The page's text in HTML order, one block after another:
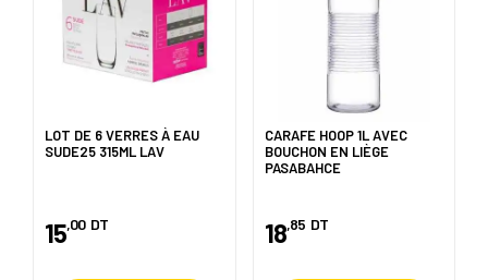
LOT DE 6 VERRES À EAU
SUDE25 315ML LAV
15,00 DT
CARAFE HOOP 1L AVEC
BOUCHON EN LIÈGE
PASABAHCE
18,85 DT